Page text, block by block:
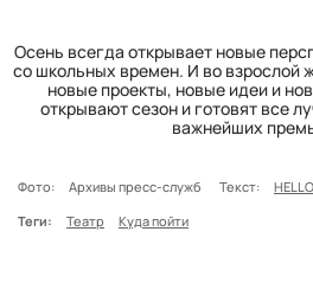
Осень всегда открывает новые
со школьных времен. И во взрослой
новые проекты, новые идеи и
открывают сезон и готовят все
важнейших
Фото: Архивы пресс-служб Текст:
Теги:
Театр Куда пойти